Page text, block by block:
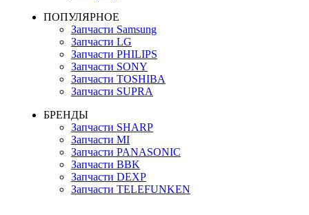
ПОПУЛЯРНОЕ
Запчасти Samsung
Запчасти LG
Запчасти PHILIPS
Запчасти SONY
Запчасти TOSHIBA
Запчасти SUPRA
БРЕНДЫ
Запчасти SHARP
Запчасти MI
Запчасти PANASONIC
Запчасти BBK
Запчасти DEXP
Запчасти TELEFUNKEN